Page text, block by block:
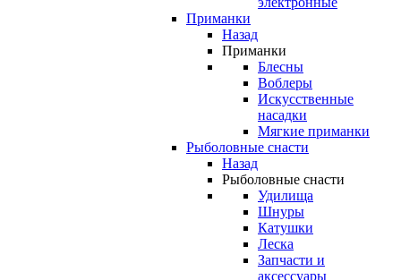
Приманки
Назад
Приманки
Блесны
Воблеры
Искусственные
насадки
Мягкие приманки
Рыболовные снасти
Назад
Рыболовные снасти
Удилища
Шнуры
Катушки
Леска
Запчасти и
аксессуары